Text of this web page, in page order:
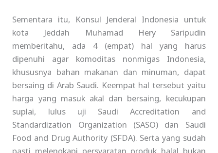
Sementara itu, Konsul Jenderal Indonesia untuk
kota Jeddah Muhamad Hery Saripudin
memberitahu, ada 4 (empat) hal yang harus
dipenuhi agar komoditas nonmigas Indonesia,
khususnya bahan makanan dan minuman, dapat
bersaing di Arab Saudi. Keempat hal tersebut yaitu
harga yang masuk akal dan bersaing, kecukupan
suplai, lulus uji Saudi Accreditation and
Standardization Organization (SASO) dan Saudi
Food and Drug Authority (SFDA). Serta yang sudah